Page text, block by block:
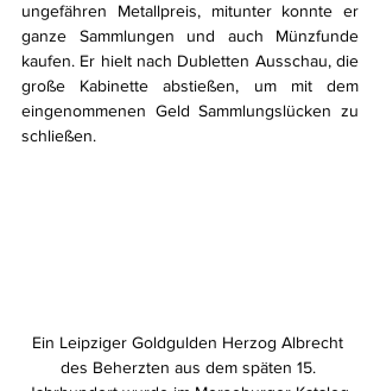
ungefähren Metallpreis, mitunter konnte er
ganze Sammlungen und auch Münzfunde
kaufen. Er hielt nach Dubletten Ausschau, die
große Kabinette abstießen, um mit dem
eingenommenen Geld Sammlungslücken zu
schließen.
Ein Leipziger Goldgulden Herzog Albrecht
des Beherzten aus dem späten 15.